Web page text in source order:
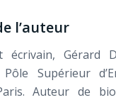
l’auteur
écrivain, Gérard
Supérieur
Auteur de